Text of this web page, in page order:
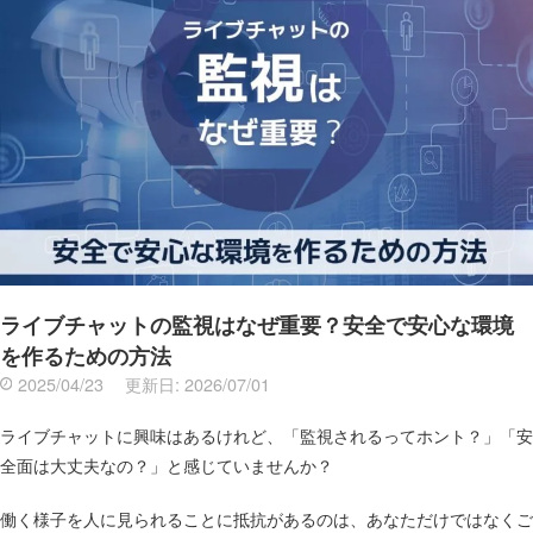
ライブチャットの監視はなぜ重要？安全で安心な環境
を作るための方法
2025/04/23 更新日: 2026/07/01
ライブチャットに興味はあるけれど、「監視されるってホント？」「安
全面は大丈夫なの？」と感じていませんか？
働く様子を人に見られることに抵抗があるのは、あなただけではなくご